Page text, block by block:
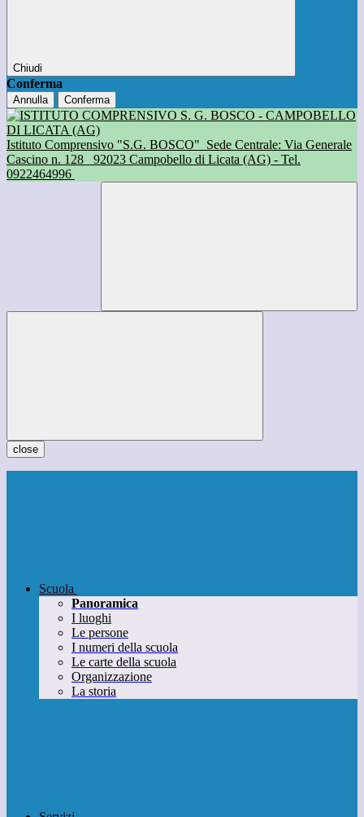
Chiudi
Conferma
Annulla Conferma
Istituto Comprensivo "S.G. BOSCO" Sede Centrale: Via Generale
Cascino n. 128
92023 Campobello di Licata (AG) - Tel.
0922464996
close
Scuola
Panoramica
I luoghi
Le persone
I numeri della scuola
Le carte della scuola
Organizzazione
La storia